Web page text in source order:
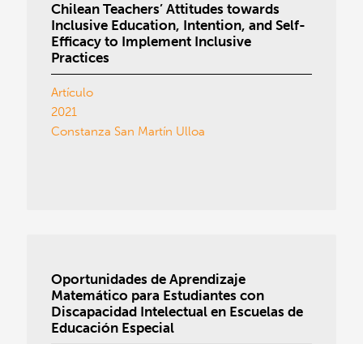
Chilean Teachers’ Attitudes towards
Inclusive Education, Intention, and Self-
Efficacy to Implement Inclusive
Practices
Artículo
2021
Constanza San Martín Ulloa
Oportunidades de Aprendizaje
Matemático para Estudiantes con
Discapacidad Intelectual en Escuelas de
Educación Especial